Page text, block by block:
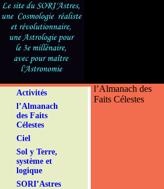
Activités
l’Almanach
des Faits
Célestes
Ciel
Sol y Terre,
système et
logique
SORI’Astres
l’Almanach des
Faits Célestes